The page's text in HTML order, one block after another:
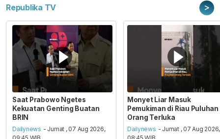
Republika TV >
Saat Prabowo Ngetes
Kekuatan Genting Buatan
BRIN
Dailynews - Jumat , 07 Aug 2026,
Monyet Liar Masuk
Pemukiman di Riau Puluhan
Orang Terluka
Dailynews - Jumat , 07 Aug 2026,